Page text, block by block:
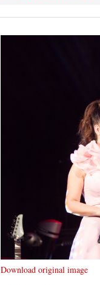
Download original image